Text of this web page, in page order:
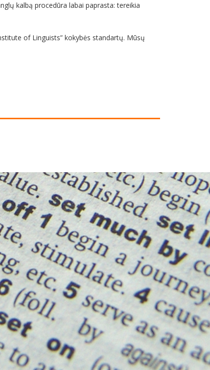
kalbą procedūra labai paprasta: tereikia
of Linguists” kokybės standartų. Mūsų